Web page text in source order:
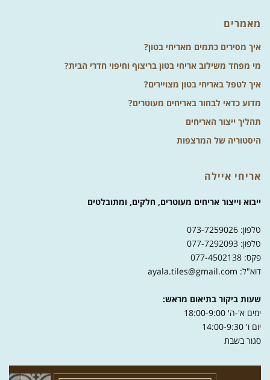
מאמרים
איך מסירים כתמים מאריחי בטון?
מי מפחד משילוב אריחי בטון בריצוף וחיפוי חדרי הבית?
איך לטפל באריחי בטון מצויירים?
מדוע כדאי לבחור באריחים מעוטרים?
תהליך ייצור האריחים
היסטוריה של המרצפות
אריחי איילה
ייבוא וייצור אריחים מעוטרים, חלקים, ומתובלטים
טלפון: 073-7259026
טלפון: 077-7292093
פקס: 077-4502138
דוא"ל: ayala.tiles@gmail.com
שעות ביקור בתיאום מראש:
ימים א'-ה' 18:00-9:00
יום ו' 14:00-9:30
סגור בשבת